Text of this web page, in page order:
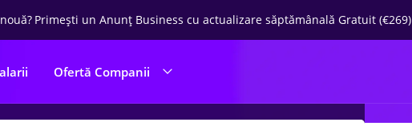
Primești un Anunț Business cu actualizare săptămânală Gratuit (€269)
Ofertă Companii